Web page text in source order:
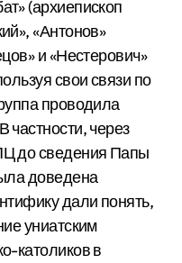
(архиепископ
«Антонов»
и «Нестерович»
свои связи по
проводила
через
до сведения Папы
доведена
дали понять,
униатским
католиков в